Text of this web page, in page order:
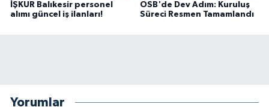
İŞKUR Balıkesir personel
alımı güncel iş ilanları!
OSB'de Dev Adım: Kuruluş
Süreci Resmen Tamamlandı
Yorumlar